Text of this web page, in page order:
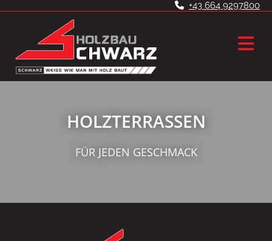
 +43 664 9297800
HOLZTERRASSEN
FÜR JEDEN GESCHMACK